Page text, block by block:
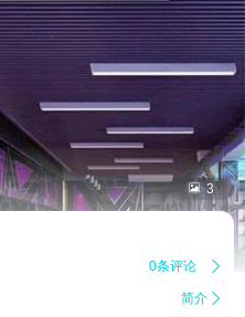
 3
0条评论 
简介 